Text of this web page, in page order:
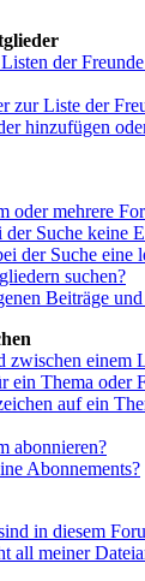
der
zur Liste der
hinzufügen
oder mehrere
Suche keine
der Suche eine
suchen?
Beiträge
zwischen einem
ein Thema oder
auf ein
abonnieren?
Abonnements?
in diesem
all meiner